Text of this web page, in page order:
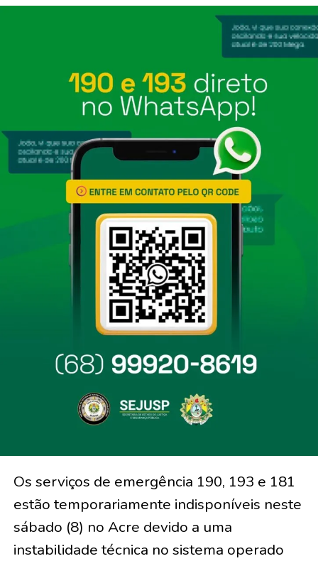
Os serviços de emergência 190, 193 e 181
estão temporariamente indisponíveis neste
sábado (8) no Acre devido a uma
instabilidade técnica no sistema operado